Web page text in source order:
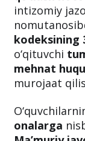
Shu sababli,
uchun sinf
qo‘llash
intizomiy
kodeksining
mehnat
murojaat